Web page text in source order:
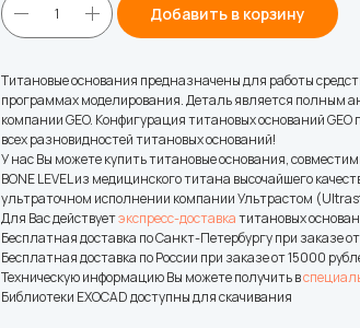
Добавить в корзину
Титановые основания предназначены для работы
программах моделирования. Деталь является полным
компании GEO. Конфигурация титановых оснований
всех разновидностей титановых оснований!
У нас Вы можете купить титановые основания,
BONE LEVEL из медицинского титана высочайшего
ультраточном исполнении компании Ультрастом
Для Вас действуетэкспресс-доставкатитановых
Бесплатная доставка по Санкт-Петербургу при заказе
Бесплатная доставка по России при заказе от 15000
Техническую информацию Вы можете получить в
Библиотеки EXOCAD доступны для скачивания